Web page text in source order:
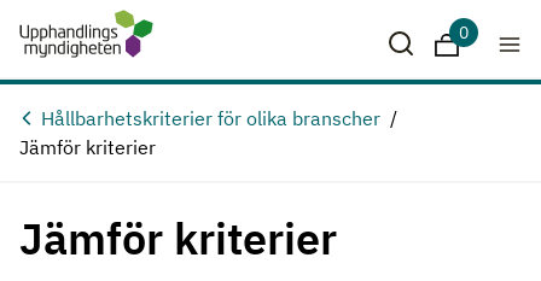
Hoppa till huvudinnehåll
Sparade
0
Hållbarhetskriterier för olika branscher
Jämför kriterier
Jämför kriterier